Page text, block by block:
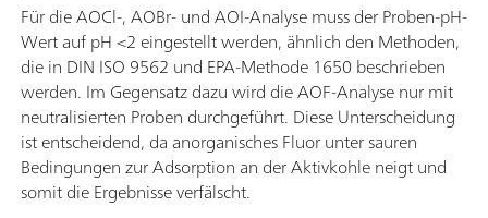
Für die AOCl-, AOBr- und AOI-Analyse muss der Proben-pH-
Wert auf pH <2 eingestellt werden, ähnlich den Methoden,
die in DIN ISO 9562 und EPA-Methode 1650 beschrieben
werden. Im Gegensatz dazu wird die AOF-Analyse nur mit
neutralisierten Proben durchgeführt. Diese Unterscheidung
ist entscheidend, da anorganisches Fluor unter sauren
Bedingungen zur Adsorption an der Aktivkohle neigt und
somit die Ergebnisse verfälscht.